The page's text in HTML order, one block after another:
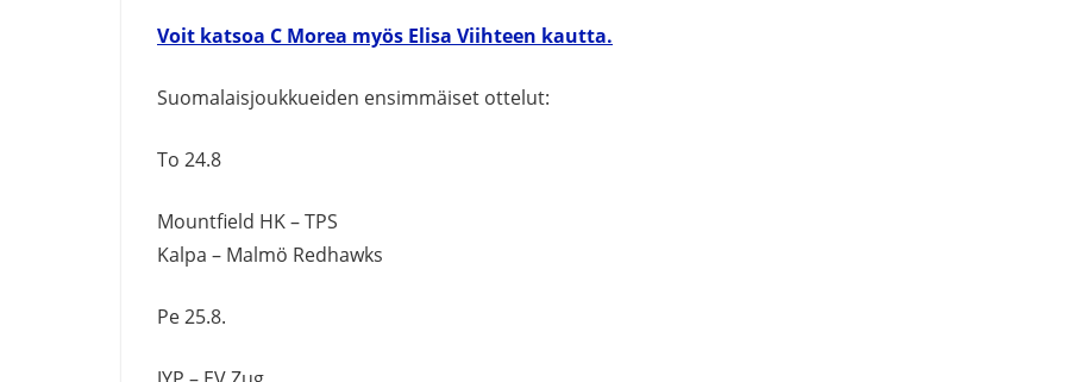
Voit katsoa C Morea myös Elisa Viihteen kautta.
Suomalaisjoukkueiden ensimmäiset ottelut:
To 24.8
Mountfield HK –TPS
Kalpa – Malmö Redhawks
Pe 25.8.